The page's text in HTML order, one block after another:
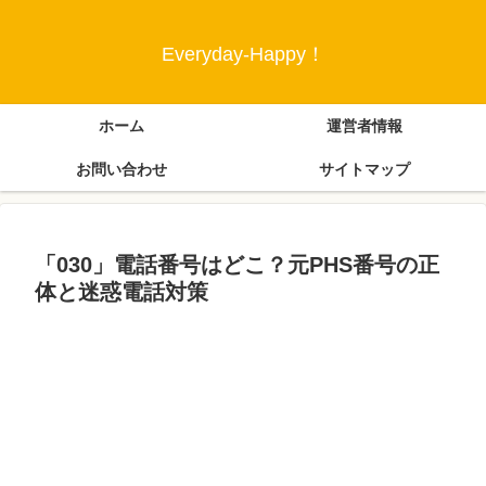
Everyday-Happy！
ホーム 運営者情報
お問い合わせ サイトマップ
「030」電話番号はどこ？元PHS番号の正
体と迷惑電話対策